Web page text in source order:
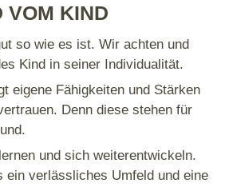
VOM KIND
so wie es ist. Wir achten und
Kind in seiner Individualität.
eigene Fähigkeiten und Stärken
Denn diese stehen für
und sich weiterentwickeln.
ein verlässliches Umfeld und eine